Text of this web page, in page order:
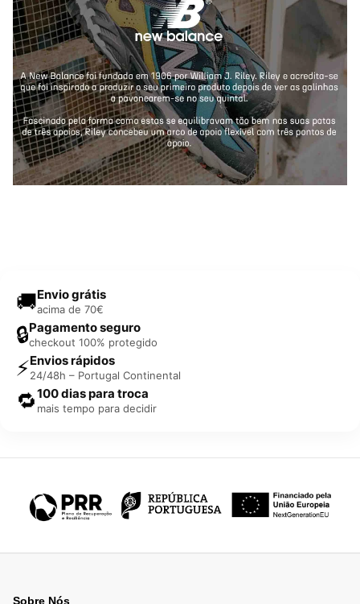
🚚Envio grátis
acima de 70€
🔒Pagamento seguro
checkout 100% protegido
⚡Envios rápidos
24/48h – Portugal Continental
🔁100 dias para troca
mais tempo para decidir
Sobre Nós